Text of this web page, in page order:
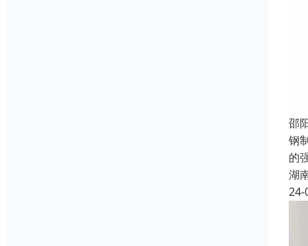
邵
钢
的
湖
24-